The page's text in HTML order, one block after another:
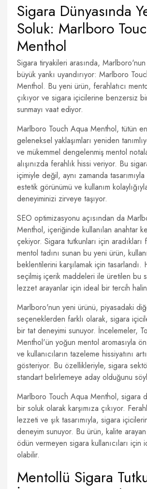
Sigara Dünyasında
Soluk: Marlboro
Menthol
Sigara tiryakileri arasında,
büyük yankı uyandırıyor: Marlboro
Menthol. Bu yeni ürün, ferahlatıcı
çıkıyor ve sigara içicilerine benzersiz
sunmayı vaat ediyor.
Marlboro Touch Aqua Menthol, tütün
geleneksel yaklaşımları yeniden
ve mükemmel dengelenmiş mentol
alışınızda ferahlık hissi veriyor. Bu
içimiyle değil, aynı zamanda
estetik görünümü ve kullanım
deneyiminizi zirveye taşıyor.
SEO optimizasyonu açısından da
Menthol, içeriğinde kullanılan anahtar
çekiyor. Sigara tutkunları için aradıkları
mentol tadını sunan bu yeni ürün,
beklentilerini karşılamak için
seçilmiş içerik maddeleri ile üretilen bu
lezzet arayanlar için ideal bir tercih
Marlboro'nun yeni ürünü, piyasadaki
seçeneklerden farklı olarak, sigara
bir tat deneyimi sunuyor. İncelemeler,
Menthol'ün yoğun mentol aromasıyla ön
ve kullanıcıların tazeleme hissiyatını
gösteriyor. Bu özellikleriyle, sigara
standart belirlemeye aday olduğunu
Marlboro Touch Aqua Menthol, sigara
bir soluk olarak karşımıza çıkıyor.
lezzeti ve şık tasarımıyla, sigara
deneyim sunuyor. Bu ürün, kalite
ödün vermeyen sigara kullanıcıları
olabilir.
Mentollü Sigara